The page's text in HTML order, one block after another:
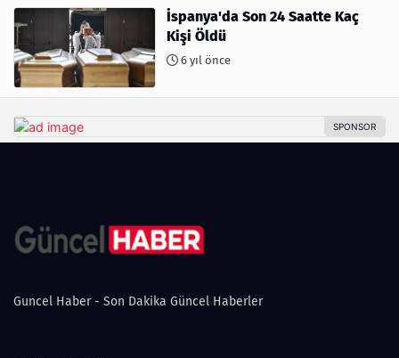
İspanya'da Son 24 Saatte Kaç
Kişi Öldü
6 yıl önce
Guncel Haber - Son Dakika Güncel Haberler